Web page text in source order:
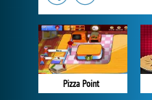
Pizza Point